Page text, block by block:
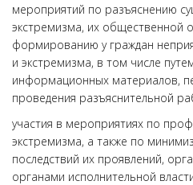
мероприятий по разъяснению
экстремизма, их общественной
формированию у граждан
и экстремизма, в том числе
информационных материалов,
проведения разъяснительной
участия в мероприятиях по
экстремизма, а также по
последствий их проявлений,
органами исполнительной